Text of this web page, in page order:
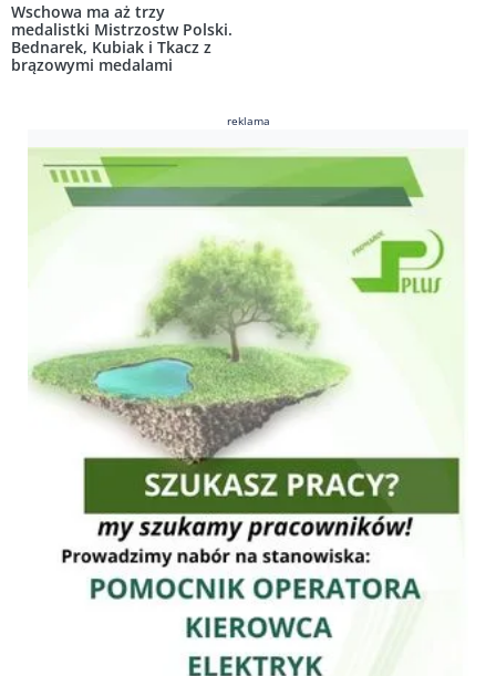
Wschowa ma aż trzy
medalistki Mistrzostw Polski.
Bednarek, Kubiak i Tkacz z
brązowymi medalami
reklama